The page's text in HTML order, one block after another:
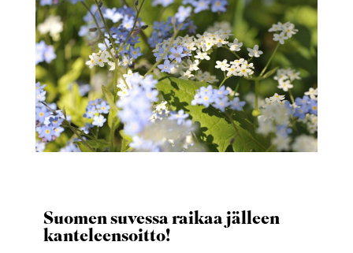
Suomen suvessa raikaa jälleen
kanteleensoitto!